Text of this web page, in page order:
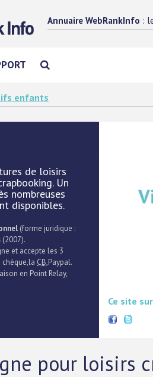
Annuaire WebRankInfo :
enfants
de loisirs
Un
nombreuses
disponibles.
(forme juridique :
(2007).
et accepte les 3
chèque,la CB,Paypal.
en Point Relay,
Ce site
pour loisirs